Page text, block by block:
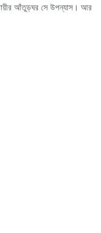
আঁতুড়ঘর সে উপন্যাস। আর